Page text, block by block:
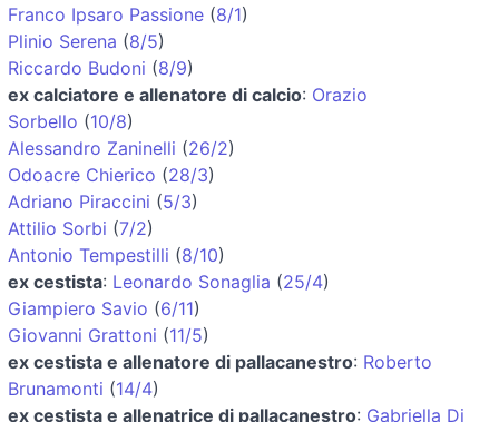
Franco Ipsaro Passione (8/1)
Plinio Serena (8/5)
Riccardo Budoni (8/9)
ex calciatore e allenatore di calcio: Orazio
Sorbello (10/8)
Alessandro Zaninelli (26/2)
Odoacre Chierico (28/3)
Adriano Piraccini (5/3)
Attilio Sorbi (7/2)
Antonio Tempestilli (8/10)
ex cestista: Leonardo Sonaglia (25/4)
Giampiero Savio (6/11)
Giovanni Grattoni (11/5)
ex cestista e allenatore di pallacanestro: Roberto
Brunamonti (14/4)
ex cestista e allenatrice di pallacanestro: Gabriella Di